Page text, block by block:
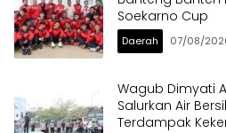
Soekarno Cup
Daerah 07/08/
Wagub Dimyati
Salurkan Air
Terdampak